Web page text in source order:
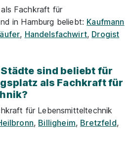
Fachkraft für
in Hamburg beliebt: Kaufmann
, Handelsfachwirt, Drogist
sind beliebt für
als Fachkraft für
für Lebensmitteltechnik
, Billigheim, Bretzfeld,